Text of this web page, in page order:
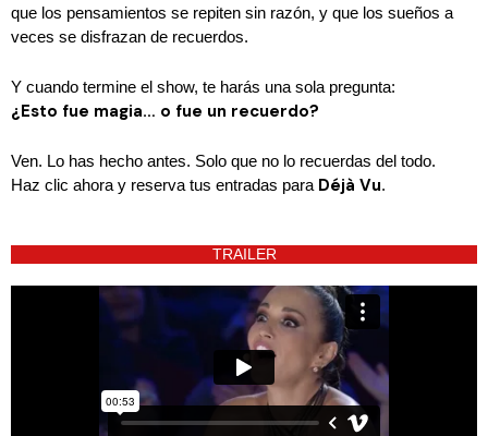
que los pensamientos se repiten sin razón, y que los sueños a
veces se disfrazan de recuerdos.
Y cuando termine el show, te harás una sola pregunta:
¿Esto fue magia… o fue un recuerdo?
Ven. Lo has hecho antes. Solo que no lo recuerdas del todo.
Haz clic ahora y reserva tus entradas para Déjà Vu.
TRAILER